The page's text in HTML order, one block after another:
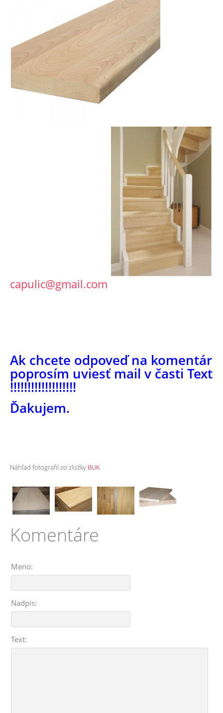
capulic@gmail.com
Ak chcete odpoveď na komentár
poprosím uviesť mail v časti Text
!!!!!!!!!!!!!!!!!!!
Ďakujem.
Náhľad fotografií zo zložky BUK
Komentáre
Meno:
Nadpis:
Text: